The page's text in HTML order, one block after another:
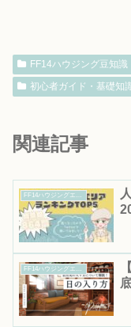
FF14ハウジング豆知
初心者ガイド・基礎知
関連記事